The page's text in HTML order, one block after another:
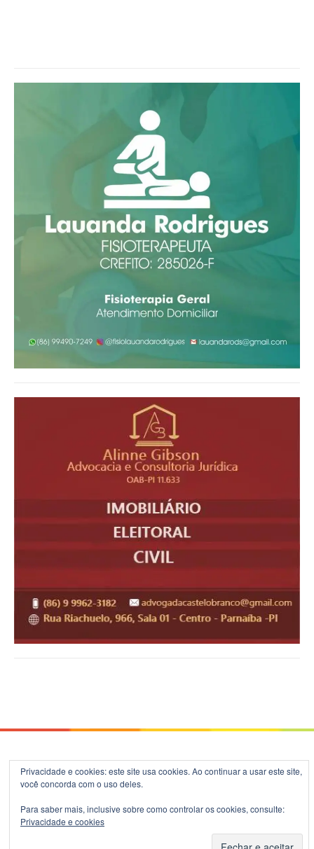
© 2026 Blog do B.Silva - Theme: Patus byFameThemes.
Privacidade e cookies: este site usa cookies. Ao continuar a usar este site,
você concorda com o uso deles.
Para saber mais, inclusive sobre como controlar os cookies, consulte:
Privacidade e cookies